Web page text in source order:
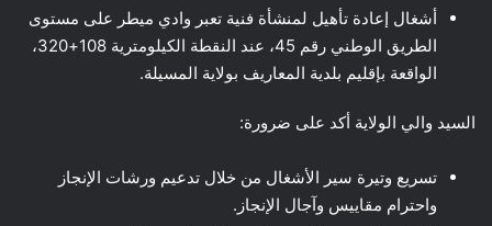
أشغال إعادة تأهيل لمنشأة فنية تعبر وادي ميطر على مستوى
الطريق الوطني رقم 45، عند النقطة الكيلومترية 108+320،
الواقعة بإقليم بلدية المعاريف بولاية المسيلة.
السيد والي الولاية أكد على ضرورة:
تسريع وتيرة سير الأشغال من خلال تدعيم ورشات الإنجاز
واحترام مقاييس وآجال الإنجاز.